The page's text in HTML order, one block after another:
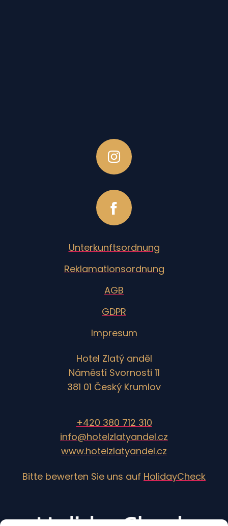
Unterkunftsordnung
Reklamationsordnung
AGB
GDPR
Impresum
Hotel Zlatý anděl
Náměstí Svornosti 11
381 01 Český Krumlov
+420 380 712 310
info@hotelzlatyandel.cz
www.hotelzlatyandel.cz
Bitte bewerten Sie uns auf HolidayCheck